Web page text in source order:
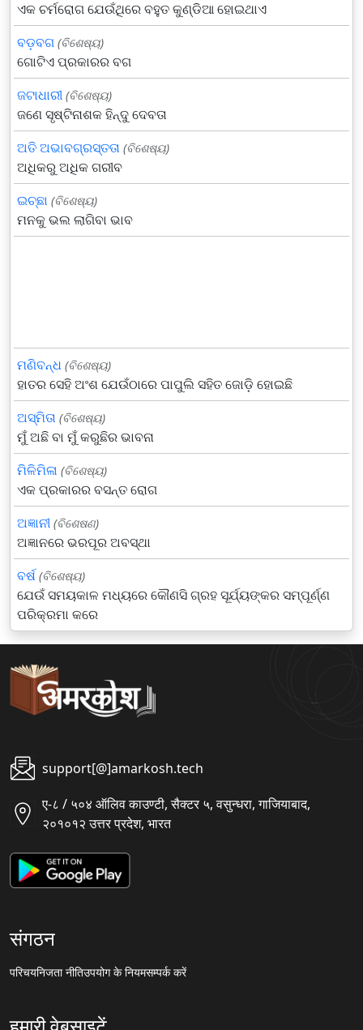
ଏକ ଚର୍ମରୋଗ ଯେଉଁଥିରେ ବହୁତ କୁଣ୍ଡିଆ ହୋଇଥାଏ
ବଡ଼ବଗ (ବିଶେଷ୍ୟ)
ଗୋଟିଏ ପ୍ରକାରର ବଗ
ଜଟାଧାରୀ (ବିଶେଷ୍ୟ)
ଜଣେ ସୃଷ୍ଟିନାଶକ ହିନ୍ଦୁ ଦେବତା
ଅତି ଅଭାବଗ୍ରସ୍ତତା (ବିଶେଷ୍ୟ)
ଅଧିକରୁ ଅଧିକ ଗରୀବ
ଇଚ୍ଛା (ବିଶେଷ୍ୟ)
ମନକୁ ଭଲ ଲାଗିବା ଭାବ
ମଣିବନ୍ଧ (ବିଶେଷ୍ୟ)
ହାତର ସେହି ଅଂଶ ଯେଉଁଠାରେ ପାପୁଲି ସହିତ ଜୋଡ଼ି ହୋଇଛି
ଅସ୍ମିତା (ବିଶେଷ୍ୟ)
ମୁଁ ଅଛି ବା ମୁଁ କରୁଛିର ଭାବନା
ମିଳିମିଳା (ବିଶେଷ୍ୟ)
ଏକ ପ୍ରକାରର ବସନ୍ତ ରୋଗ
ଅଜ୍ଞାନୀ (ବିଶେଷଣ)
ଅଜ୍ଞାନରେ ଭରପୂର ଅବସ୍ଥା
ବର୍ଷ (ବିଶେଷ୍ୟ)
ଯେଉଁ ସମୟକାଳ ମଧ୍ୟରେ କୌଣସି ଗ୍ରହ ସୂର୍ଯ୍ୟଙ୍କର ସମ୍ପୂର୍ଣ୍ଣ
ପରିକ୍ରମା କରେ
support[@]amarkosh.tech
ए-८ / ५०४ ऑलिव काउण्टी, सैक्टर ५, वसुन्धरा, गाजियाबाद,
२०१०१२ उत्तर प्रदेश, भारत
संगठन
परिचयनिजता नीतिउपयोग के नियमसम्पर्क करें